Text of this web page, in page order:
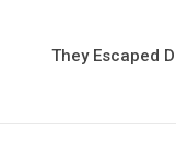
They Escaped